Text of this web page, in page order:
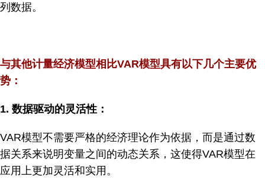
列数据。
与其他计量经济模型相比VAR模型具有以下几个主要优
势：
1. 数据驱动的灵活性：
VAR模型不需要严格的经济理论作为依据，而是通过数
据关系来说明变量之间的动态关系，这使得VAR模型在
应用上更加灵活和实用。